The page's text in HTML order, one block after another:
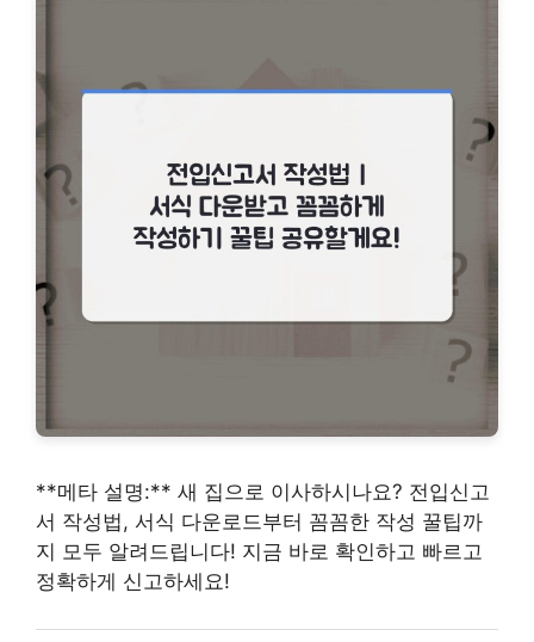
**메타 설명:** 새 집으로 이사하시나요? 전입신고
서 작성법, 서식 다운로드부터 꼼꼼한 작성 꿀팁까
지 모두 알려드립니다! 지금 바로 확인하고 빠르고
정확하게 신고하세요!